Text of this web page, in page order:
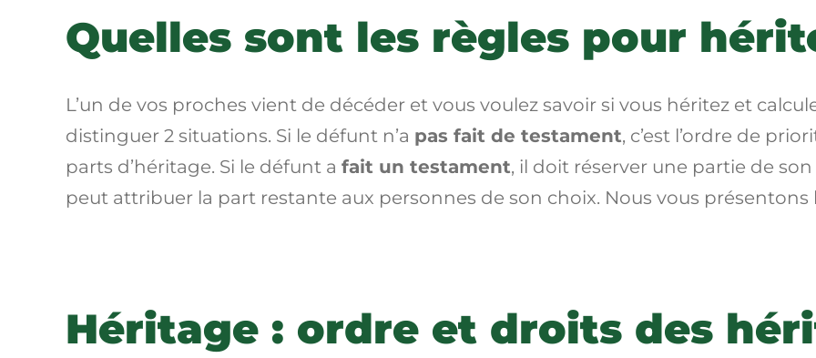
Quelles sont les règles pour
L’un de vos proches vient de décéder et vous voulez savoir si vous héritez et
distinguer 2 situations. Si le défunt n’a pas fait de testament, c’est l’ordre de
parts d’héritage. Si le défunt a fait un testament, il doit réserver une partie de
peut attribuer la part restante aux personnes de son choix. Nous vous
Héritage : ordre et droits des